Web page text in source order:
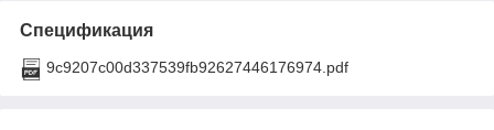
Спецификация
9c9207c00d337539fb92627446176974.pdf